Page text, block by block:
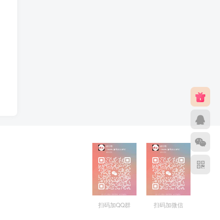
扫码加QQ群 扫码加微信